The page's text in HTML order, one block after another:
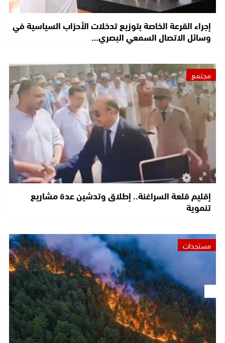
إجراء القرعة الخاصة بتوزيع تدخلات الأحزاب السياسية في
وسائل الاتصال السمعي البصري…
مجتمع
إقليم قلعة السراغنة.. إطلاق وتدشين عدة مشاريع
تنموية
مستجدات